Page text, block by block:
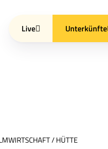
/ HÜTTE
Live Unterkünfte